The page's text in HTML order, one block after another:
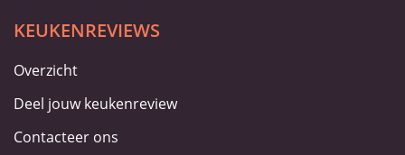
KEUKENREVIEWS
Overzicht
Deel jouw keukenreview
Contacteer ons